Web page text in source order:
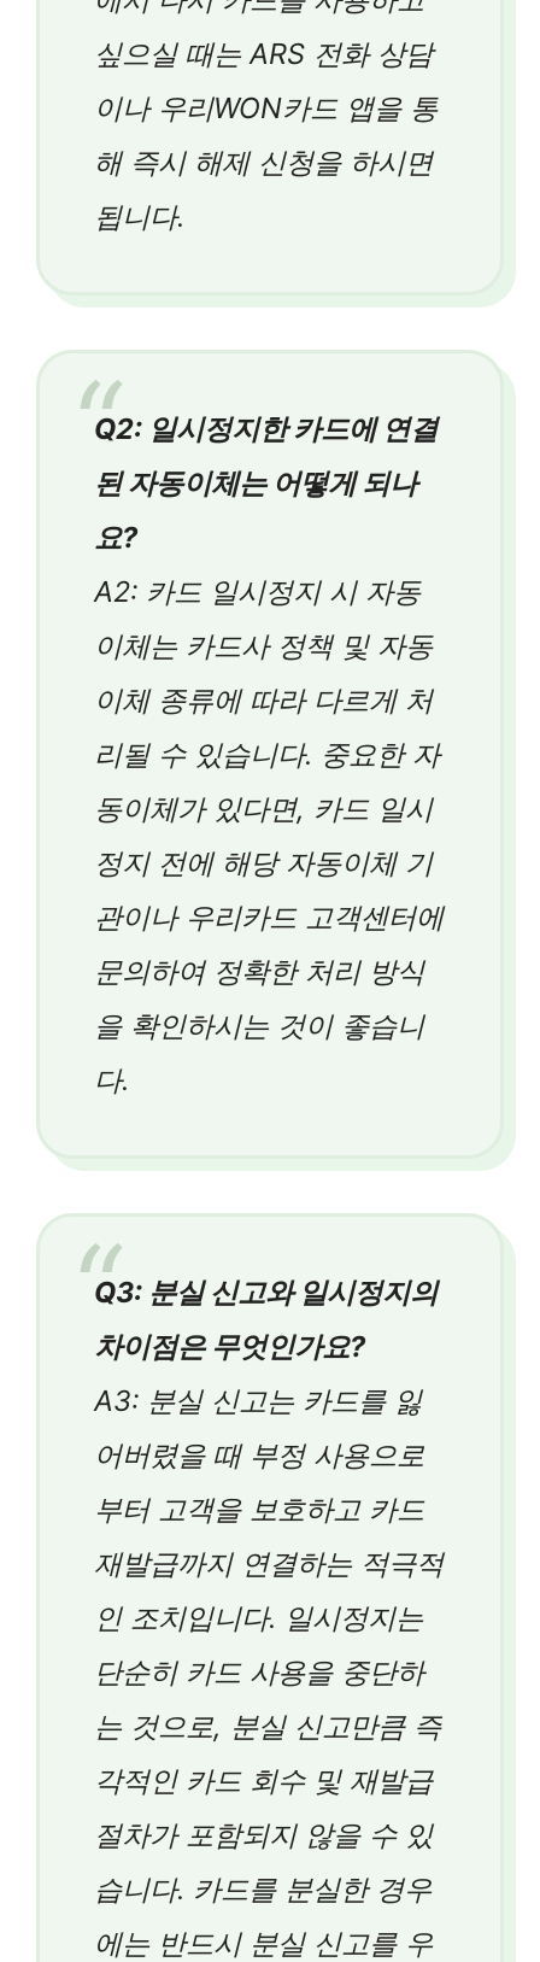
싶으실 때는 ARS 전화 상담
이나 우리WON카드 앱을 통
해 즉시 해제 신청을 하시면
됩니다.
Q2: 일시정지한 카드에 연결
된 자동이체는 어떻게 되나
요?
A2: 카드 일시정지 시 자동
이체는 카드사 정책 및 자동
이체 종류에 따라 다르게 처
리될 수 있습니다. 중요한 자
동이체가 있다면, 카드 일시
정지 전에 해당 자동이체 기
관이나 우리카드 고객센터에
문의하여 정확한 처리 방식
을 확인하시는 것이 좋습니
다.
Q3: 분실 신고와 일시정지의
차이점은 무엇인가요?
A3: 분실 신고는 카드를 잃
어버렸을 때 부정 사용으로
부터 고객을 보호하고 카드
재발급까지 연결하는 적극적
인 조치입니다. 일시정지는
단순히 카드 사용을 중단하
는 것으로, 분실 신고만큼 즉
각적인 카드 회수 및 재발급
절차가 포함되지 않을 수 있
습니다. 카드를 분실한 경우
에는 반드시 분실 신고를 우